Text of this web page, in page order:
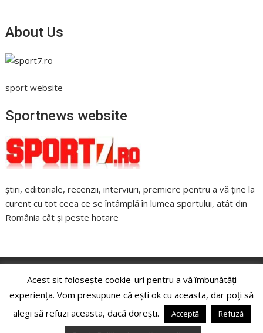
About Us
sport website
Sportnews website
știri, editoriale, recenzii, interviuri, premiere pentru a vă ține la
curent cu tot ceea ce se întâmplă în lumea sportului, atât din
România cât și peste hotare
Copyright © All rights reserved
Proudly powered by WordPress |Theme: SuperMag byAcme
Acest sit folosește cookie-uri pentru a vă îmbunătăți
experiența. Vom presupune că ești ok cu aceasta, dar poți să
alegi să refuzi aceasta, dacă dorești.
Acceptă
Refuză